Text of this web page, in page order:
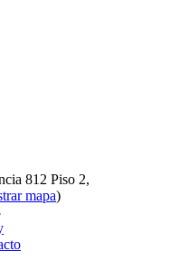
812 Piso 2,
mapa)